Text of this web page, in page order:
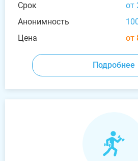
Срок
от
Анонимность
Цена
от
Подробнее